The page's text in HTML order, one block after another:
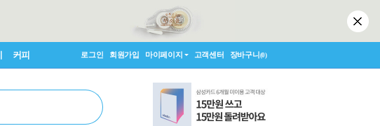
커피 로그인 회원가입 마이페이지 고객센터 장바구니(0)